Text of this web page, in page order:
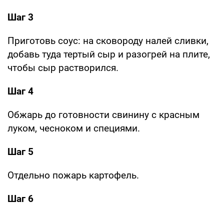
Шаг 3
Приготовь соус: на сковороду налей сливки,
добавь туда тертый сыр и разогрей на плите,
чтобы сыр растворился.
Шаг 4
Обжарь до готовности свинину с красным
луком, чесноком и специями.
Шаг 5
Отдельно пожарь картофель.
Шаг 6